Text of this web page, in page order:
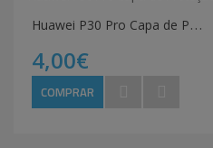
H
uawei P30 Pro Capa de Proteção Evelatus Soft Silicone Yellow
4,00€
COMPRAR